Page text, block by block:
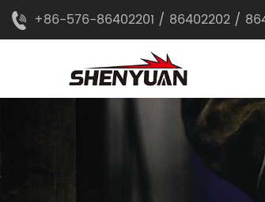
+86-576-86402201 / 86402202 /